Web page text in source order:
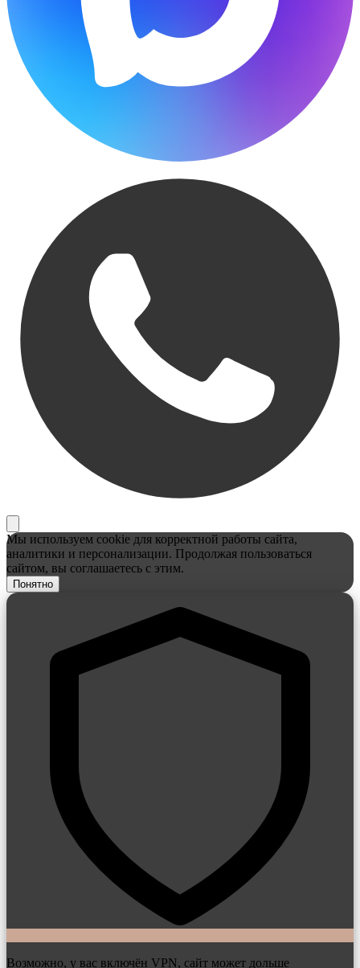
Мы используем cookie для корректной работы сайта,
аналитики и персонализации. Продолжая пользоваться
сайтом, вы соглашаетесь с этим.
Понятно
Возможно, у вас включён VPN, сайт может дольше